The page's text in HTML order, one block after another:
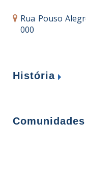
Rua Pouso
000
História
Ipaba, está
Comunidades